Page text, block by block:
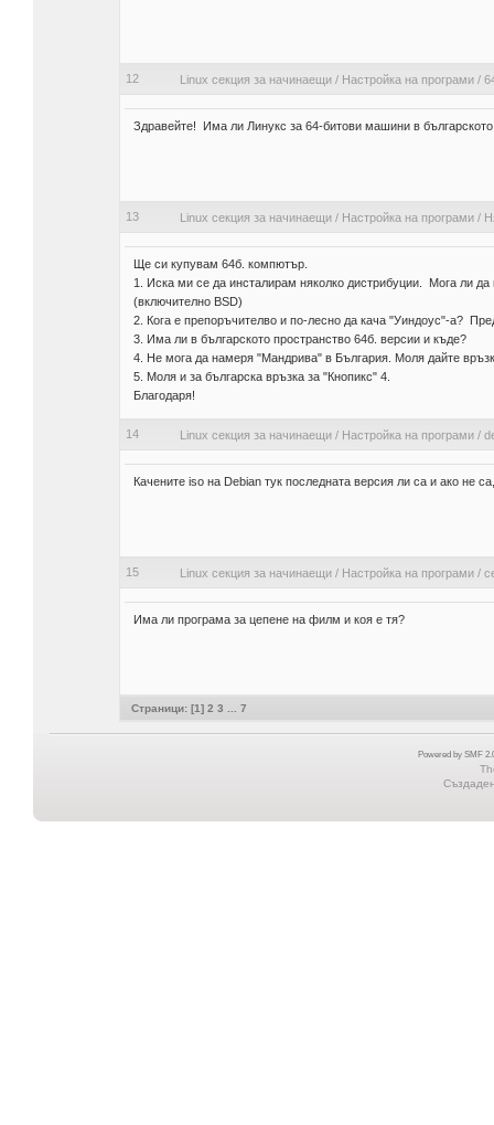
12 Linux секция за начинаещи/ Настройка на програми/
Здравейте! Има ли Линукс за 64-битови машини в
13 Linux секция за начинаещи/ Настройка на програми/
Ще си купувам 64б. компютър.
1. Иска ми се да инсталирам няколко дистрибуции. Мога ли
(включително BSD)
2. Кога е препоръчителво и по-лесно да кача "Уиндоус"-а?
3. Има ли в българското пространство 64б. версии и къде?
4. Не мога да намеря "Мандрива" в България. Моля дайте
5. Моля и за българска връзка за "Кнопикс" 4.
Благодаря!
14 Linux секция за начинаещи/ Настройка на програми/
Качените iso на Debian тук последната версия ли са и ако не
15 Linux секция за начинаещи/ Настройка на програми/
Има ли програма за цепене на филм и коя е тя?
Страници: [1] 2 3 7
Powered by SMF